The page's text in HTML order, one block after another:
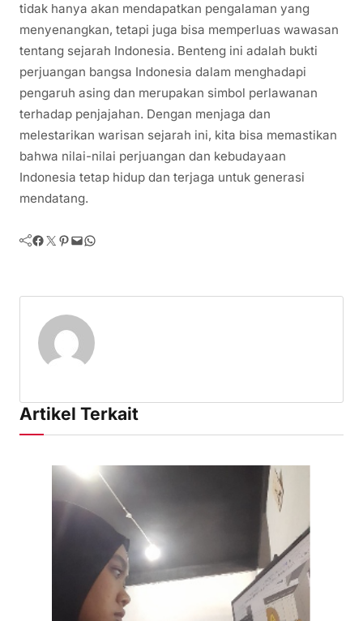
tidak hanya akan mendapatkan pengalaman yang
menyenangkan, tetapi juga bisa memperluas wawasan
tentang sejarah Indonesia. Benteng ini adalah bukti
perjuangan bangsa Indonesia dalam menghadapi
pengaruh asing dan merupakan simbol perlawanan
terhadap penjajahan. Dengan menjaga dan
melestarikan warisan sejarah ini, kita bisa memastikan
bahwa nilai-nilai perjuangan dan kebudayaan
Indonesia tetap hidup dan terjaga untuk generasi
mendatang.
Facebook Twitter Pinterest Mail WhatsApp
Artikel Terkait